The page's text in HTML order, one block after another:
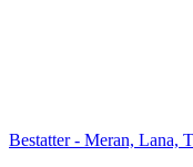
Bestatter - Meran, Lana,